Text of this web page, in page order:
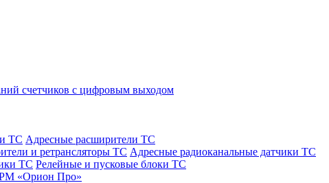
счетчиков с цифровым выходом
ТС Адресные расширители ТС
и ретрансляторы ТС Адресные радиоканальные датчики ТС
ТС Релейные и пусковые блоки ТС
«Орион Про»